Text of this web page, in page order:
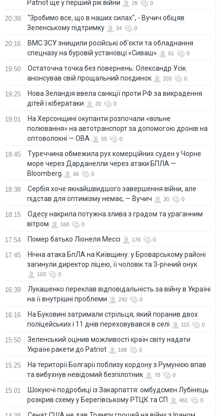
Patriot ще у перший рік війни
26 0
20:39
"Зробимо все, що в наших силах", - Вучич обіцяв
Зеленському підтримку
34 0
20:16
ВМС ЗСУ знищили російські об'єкти та обладнання
спецназу на буровій установці «Сиваш»
61 0
19:50
Остаточна точка без повернень: Олександр Усік
анонсував свій прощальний поєдинок
203 0
19:25
Нова Зеландія ввела санкції проти РФ за викрадення
дітей і кібератаки
20 0
19:01
На Херсонщині окупанти розпочали «вільне
полювання» на автотранспорт за допомогою дронів на
оптоволокні — ОВА
55 0
18:45
Туреччина обмежила рух комерційних суден у Чорне
море через Дарданелли через атаки БПЛА —
Bloomberg
66 0
18:38
Сербія хоче якнайшвидшого завершення війни, але
підстав для оптимізму немає, — Вучич
30 0
18:15
Одесу накрила потужна злива з градом та ураганним
вітром
168 0
17:54 Помер батько Ліонеля Мессі 176 0
17:45
Нічна атака БпЛА на Київщину: у Броварському районі
загинули директор ліцею, її чоловік та 3-річний онук
103 0
16:39
Лукашенко переклав відповідальність за війну в Україні
на її внутрішні проблеми
242 0
16:16
На Буковині затримали стрільця, який поранив двох
поліцейських і 11 днів переховувався в селі
115 0
15:50
Зеленський оцінив можливості країн світу надати
Україні ракети до Patriot
168 0
15:25
На території Болгарії поблизу кордону з Румунією впав
та вибухнув невідомий безпілотник
78 0
15:01
Шокуючі подробиці із Закарпаття: омбудсмен Лубінець
розкрив схему у Берегівському РТЦК та СП
461 0